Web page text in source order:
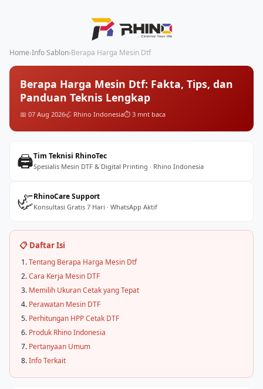
Home›Info Sablon›Berapa Harga Mesin Dtf
Berapa Harga Mesin Dtf: Fakta, Tips, dan
Panduan Teknis Lengkap
📅 07 Aug 2026🦏 Rhino Indonesia⏱️ 3 mnt baca
🖨️Tim Teknisi RhinoTec
Spesialis Mesin DTF & Digital Printing · Rhino Indonesia
🦏RhinoCare Support
Konsultasi Gratis 7 Hari · WhatsApp Aktif
📋 Daftar Isi
Tentang Berapa Harga Mesin Dtf
Cara Kerja Mesin DTF
Memilih Ukuran Cetak yang Tepat
Perawatan Mesin DTF
Perhitungan HPP Cetak DTF
Produk Rhino Indonesia
Pertanyaan Umum
Info Terkait